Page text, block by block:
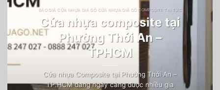
BÁO GIÁ CỬA NHỰA GIẢ GỖ CỬA NHỰA GIẢ GỖ COMPOSITE TIN TỨC
Cửa nhựa composite tại
Phường Thới An –
TPHCM
Cửa nhựa Composite tại Phường Thới An –
TP.HCM đang ngày càng được nhiều gia